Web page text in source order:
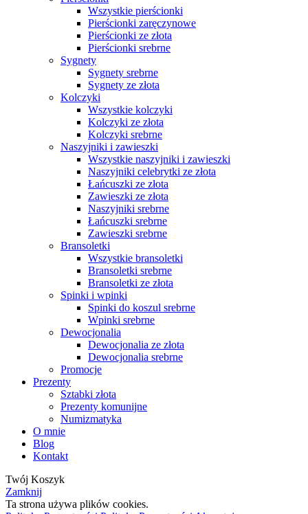
Wszystkie pierścionki
Pierścionki zaręczynowe
Pierścionki ze złota
Pierścionki srebrne
Sygnety
Sygnety srebrne
Sygnety ze złota
Kolczyki
Wszystkie kolczyki
Kolczyki ze złota
Kolczyki srebrne
Naszyjniki i zawieszki
Wszystkie naszyjniki i zawieszki
Naszyjniki celebrytki ze złota
Łańcuszki ze złota
Zawieszki ze złota
Naszyjniki srebrne
Łańcuszki srebrne
Zawieszki srebrne
Bransoletki
Wszystkie bransoletki
Bransoletki srebrne
Bransoletki ze złota
Spinki i wpinki
Spinki do koszul srebrne
Wpinki srebrne
Dewocjonalia
Dewocjonalia ze złota
Dewocjonalia srebrne
Promocje
Prezenty
Sztabki złota
Prezenty komunijne
Numizmatyka
O mnie
Blog
Kontakt
Twój Koszyk
Zamknij
Ta strona używa plików cookies.